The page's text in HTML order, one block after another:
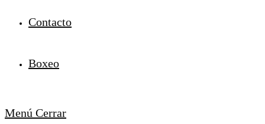
Contacto
Boxeo
Menú Cerrar